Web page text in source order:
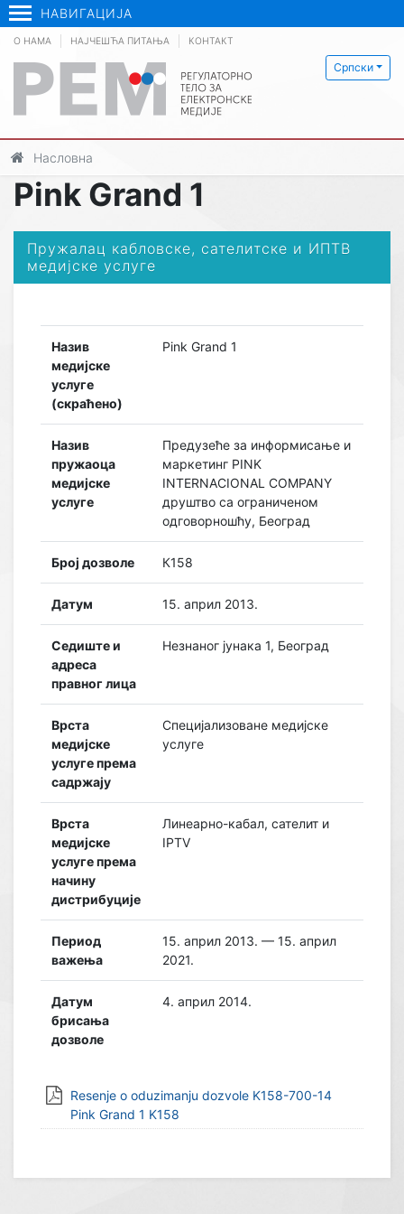
НАВИГАЦИЈА
Српски
О НАМА НАЈЧЕШЋА ПИТАЊА КОНТАКТ
Насловна
Pink Grand 1
Пружалац кабловске, сателитске и ИПТВ
медијске услуге
Назив
медијске
услуге
(скраћено)
Pink Grand 1
Назив
пружаоца
медијске
услуге
Предузеће за информисање и
маркетинг PINK
INTERNACIONAL COMPANY
друштво са ограниченом
одговорношћу, Београд
Број дозволе К158
Датум 15. април 2013.
Седиште и
адреса
правног лица
Незнаног јунака 1, Београд
Врста
медијске
услуге према
садржају
Специјализоване медијске
услуге
Врста
медијске
услуге према
начину
дистрибуције
Линеарно-кабал, сателит и
IPTV
Период
важења
15. април 2013. — 15. април
2021.
Датум
брисања
дозволе
4. април 2014.
Resenje o oduzimanju dozvole K158-700-14
Pink Grand 1 K158